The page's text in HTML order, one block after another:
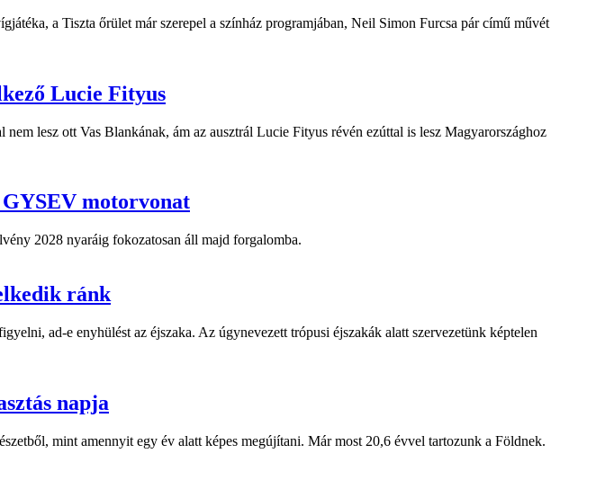
a Tiszta őrület már szerepel a színház programjában, Neil Simon Furcsa pár című művét
Lucie Fityus
lesz ott Vas Blankának, ám az ausztrál Lucie Fityus révén ezúttal is lesz Magyarországhoz
motorvonat
2028 nyaráig fokozatosan áll majd forgalomba.
ránk
ad-e enyhülést az éjszaka. Az úgynevezett trópusi éjszakák alatt szervezetünk képtelen
napja
mint amennyit egy év alatt képes megújítani. Már most 20,6 évvel tartozunk a Földnek.